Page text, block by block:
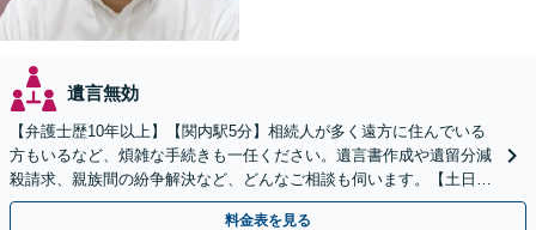
遺言無効
【弁護士歴10年以上】【関内駅5分】相続人が多く遠方に住んでいる
方もいるなど、煩雑な手続きも一任ください。遺言書作成や遺留分減
殺請求、親族間の紛争解決など、どんなご相談も伺います。【土日対
応可能】【子連れ相談可】
料金表を見る